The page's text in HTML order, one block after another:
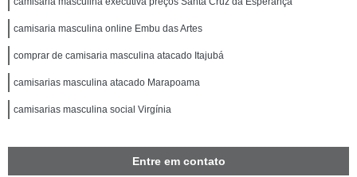
camisaria masculina online Embu das Artes
comprar de camisaria masculina atacado Itajubá
camisarias masculina atacado Marapoama
camisarias masculina social Virgínia
Entre em contato